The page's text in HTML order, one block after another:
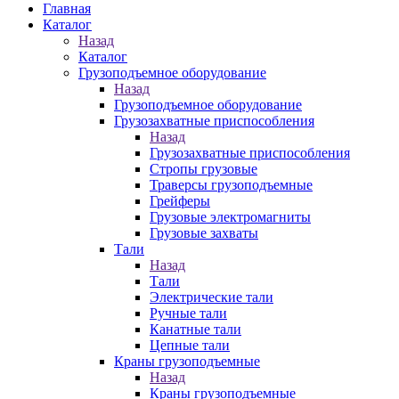
Главная
Каталог
Назад
Каталог
Грузоподъемное оборудование
Назад
Грузоподъемное оборудование
Грузозахватные приспособления
Назад
Грузозахватные приспособления
Стропы грузовые
Траверсы грузоподъемные
Грейферы
Грузовые электромагниты
Грузовые захваты
Тали
Назад
Тали
Электрические тали
Ручные тали
Канатные тали
Цепные тали
Краны грузоподъемные
Назад
Краны грузоподъемные